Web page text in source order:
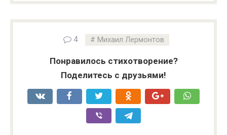
4 Михаил Лермонтов
Понравилось стихотворение?
Поделитесь с друзьями!